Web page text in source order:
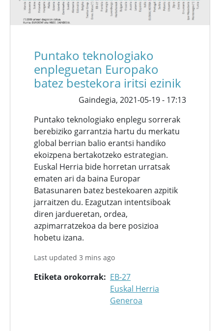
Puntako teknologiako
enpleguetan Europako
batez bestekora iritsi ezinik
Gaindegia, 2021-05-19 - 17:13
Puntako teknologiako enplegu sorrerak
berebiziko garrantzia hartu du merkatu
global berrian balio erantsi handiko
ekoizpena bertakotzeko estrategian.
Euskal Herria bide horretan urratsak
ematen ari da baina Europar
Batasunaren batez bestekoaren azpitik
jarraitzen du. Ezagutzan intentsiboak
diren jardueretan, ordea,
azpimarratzekoa da bere posizioa
hobetu izana.
Last updated 3 mins ago
Etiketa orokorrak
EB-27
Euskal Herria
Generoa